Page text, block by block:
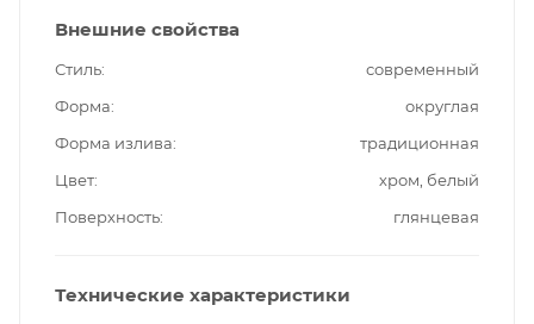
Внешние свойства
Стиль
современный
Форма
округлая
Форма излива
традиционная
Цвет
хром, белый
Поверхность
глянцевая
Технические характеристики